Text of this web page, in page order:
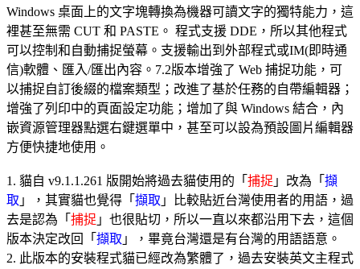
Windows 桌面上的文字塊轉換為機器可讀文字的獨特能力，這
裡甚至無需 CUT 和 PASTE。 程式支援 DDE，所以其他程式
可以控制和自動捕捉螢幕。支援輸出到外部程式或IM(即時通
信)軟體、匯入/匯出內容。7.2版本增強了 Web 捕捉功能，可
以捕捉自訂後綴的檔案類型；改進了基於任務的自帶編輯器；
增強了列印中的頁面設定功能；增加了與 Windows 結合，內
嵌資源管理器點選右鍵選單中，甚至可以設為預設圖片編輯器
方便快捷地使用。
1. 貓自 v9.1.1.261 版開始將過去貓使用的「 捕捉 」改為「 擷
取 」，其實貓也覺得「 擷取 」比較貼近台灣使用者的用語，過
去是認為「 捕捉 」也很貼切，所以一直以來都沿用下去，這個
版本決定改回「 擷取 」，畢竟台灣還是有台灣的用語語意。
2. 此版本的安裝程式貓已經改為繁體了，過去安裝英文主程式